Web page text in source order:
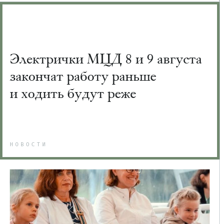
Электрички МЦД 8 и 9 августа
закончат работу раньше
и ходить будут реже
НОВОСТИ